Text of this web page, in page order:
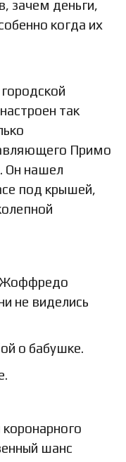
зачем деньги,
когда их
так
Примо
Он нашел
под крышей,
Жоффредо
не виделись
о бабушке.
шанс